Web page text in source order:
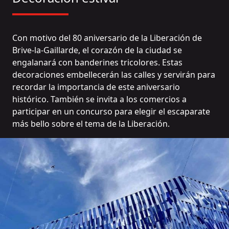
Con motivo del 80 aniversario de la Liberación de
Brive-la-Gaillarde, el corazón de la ciudad se
engalanará con banderines tricolores. Estas
decoraciones embellecerán las calles y servirán para
recordar la importancia de este aniversario
histórico. También se invita a los comercios a
participar en un concurso para elegir el escaparate
más bello sobre el tema de la Liberación.